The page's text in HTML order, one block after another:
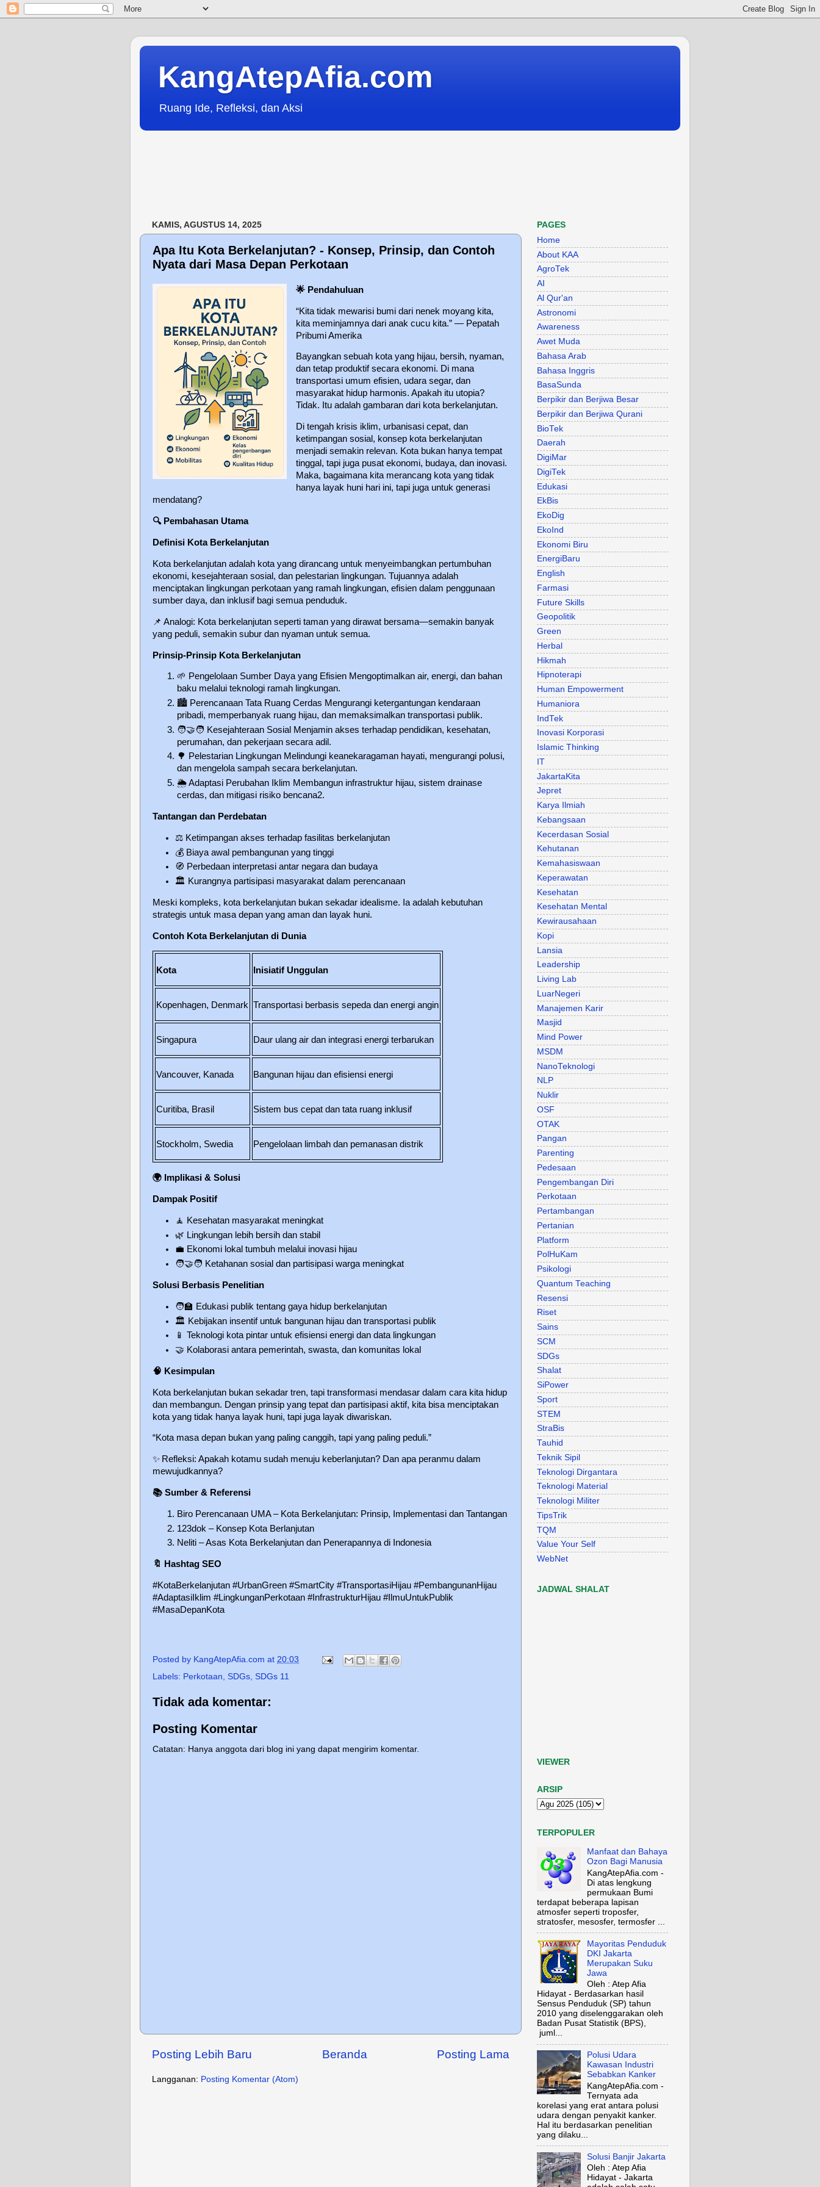
KangAtepAfia.com
Ruang Ide, Refleksi, dan Aksi
KAMIS, AGUSTUS 14, 2025
Apa Itu Kota Berkelanjutan? - Konsep, Prinsip, dan Contoh
Nyata dari Masa Depan Perkotaan
🌟 Pendahuluan
“Kita tidak mewarisi bumi dari nenek moyang kita,
kita meminjamnya dari anak cucu kita.” — Pepatah
Pribumi Amerika
Bayangkan sebuah kota yang hijau, bersih, nyaman,
dan tetap produktif secara ekonomi. Di mana
transportasi umum efisien, udara segar, dan
masyarakat hidup harmonis. Apakah itu utopia?
Tidak. Itu adalah gambaran dari kota berkelanjutan.
Di tengah krisis iklim, urbanisasi cepat, dan
ketimpangan sosial, konsep kota berkelanjutan
menjadi semakin relevan. Kota bukan hanya tempat
tinggal, tapi juga pusat ekonomi, budaya, dan inovasi.
Maka, bagaimana kita merancang kota yang tidak
hanya layak huni hari ini, tapi juga untuk generasi
mendatang?
🔍Pembahasan Utama
Definisi Kota Berkelanjutan
Kota berkelanjutan adalah kota yang dirancang untuk menyeimbangkan pertumbuhan
ekonomi, kesejahteraan sosial, dan pelestarian lingkungan. Tujuannya adalah
menciptakan lingkungan perkotaan yang ramah lingkungan, efisien dalam penggunaan
sumber daya, dan inklusif bagi semua penduduk.
📌 Analogi: Kota berkelanjutan seperti taman yang dirawat bersama—semakin banyak
yang peduli, semakin subur dan nyaman untuk semua.
Prinsip-Prinsip Kota Berkelanjutan
🌱 Pengelolaan Sumber Daya yang Efisien Mengoptimalkan air, energi, dan bahan
baku melalui teknologi ramah lingkungan.
🏙️ Perencanaan Tata Ruang Cerdas Mengurangi ketergantungan kendaraan
pribadi, memperbanyak ruang hijau, dan memaksimalkan transportasi publik.
🧑‍🤝‍🧑 Kesejahteraan Sosial Menjamin akses terhadap pendidikan, kesehatan,
perumahan, dan pekerjaan secara adil.
🌳 Pelestarian Lingkungan Melindungi keanekaragaman hayati, mengurangi polusi,
dan mengelola sampah secara berkelanjutan.
🌦️Adaptasi Perubahan Iklim Membangun infrastruktur hijau, sistem drainase
cerdas, dan mitigasi risiko bencana2.
Tantangan dan Perdebatan
⚖️ Ketimpangan akses terhadap fasilitas berkelanjutan
💰 Biaya awal pembangunan yang tinggi
🧭 Perbedaan interpretasi antar negara dan budaya
🏛️ Kurangnya partisipasi masyarakat dalam perencanaan
Meski kompleks, kota berkelanjutan bukan sekadar idealisme. Ia adalah kebutuhan
strategis untuk masa depan yang aman dan layak huni.
Contoh Kota Berkelanjutan di Dunia
Kota Inisiatif Unggulan
Kopenhagen, Denmark Transportasi berbasis sepeda dan energi angin
Singapura Daur ulang air dan integrasi energi terbarukan
Vancouver, Kanada Bangunan hijau dan efisiensi energi
Curitiba, Brasil Sistem bus cepat dan tata ruang inklusif
Stockholm, Swedia Pengelolaan limbah dan pemanasan distrik
🌍 Implikasi & Solusi
Dampak Positif
🧘 Kesehatan masyarakat meningkat
🌿 Lingkungan lebih bersih dan stabil
💼 Ekonomi lokal tumbuh melalui inovasi hijau
🧑‍🤝‍🧑 Ketahanan sosial dan partisipasi warga meningkat
Solusi Berbasis Penelitian
🧑‍🏫 Edukasi publik tentang gaya hidup berkelanjutan
🏛️ Kebijakan insentif untuk bangunan hijau dan transportasi publik
📱 Teknologi kota pintar untuk efisiensi energi dan data lingkungan
🤝 Kolaborasi antara pemerintah, swasta, dan komunitas lokal
🧠 Kesimpulan
Kota berkelanjutan bukan sekadar tren, tapi transformasi mendasar dalam cara kita hidup
dan membangun. Dengan prinsip yang tepat dan partisipasi aktif, kita bisa menciptakan
kota yang tidak hanya layak huni, tapi juga layak diwariskan.
“Kota masa depan bukan yang paling canggih, tapi yang paling peduli.”
✨ Refleksi: Apakah kotamu sudah menuju keberlanjutan? Dan apa peranmu dalam
mewujudkannya?
📚 Sumber & Referensi
Biro Perencanaan UMA – Kota Berkelanjutan: Prinsip, Implementasi dan Tantangan
123dok – Konsep Kota Berlanjutan
Neliti – Asas Kota Berkelanjutan dan Penerapannya di Indonesia
🔖 Hashtag SEO
#KotaBerkelanjutan #UrbanGreen #SmartCity #TransportasiHijau #PembangunanHijau
#AdaptasiIklim #LingkunganPerkotaan #InfrastrukturHijau #IlmuUntukPublik
#MasaDepanKota
Posted by KangAtepAfia.com at 20:03
Labels: Perkotaan, SDGs, SDGs 11
Tidak ada komentar:
Posting Komentar
Catatan: Hanya anggota dari blog ini yang dapat mengirim komentar.
Posting Lebih Baru Posting Lama
Beranda
Langganan: Posting Komentar (Atom)
PAGES
Home
About KAA
AgroTek
AI
Al Qur'an
Astronomi
Awareness
Awet Muda
Bahasa Arab
Bahasa Inggris
BasaSunda
Berpikir dan Berjiwa Besar
Berpikir dan Berjiwa Qurani
BioTek
Daerah
DigiMar
DigiTek
Edukasi
EkBis
EkoDig
EkoInd
Ekonomi Biru
EnergiBaru
English
Farmasi
Future Skills
Geopolitik
Green
Herbal
Hikmah
Hipnoterapi
Human Empowerment
Humaniora
IndTek
Inovasi Korporasi
Islamic Thinking
IT
JakartaKita
Jepret
Karya Ilmiah
Kebangsaan
Kecerdasan Sosial
Kehutanan
Kemahasiswaan
Keperawatan
Kesehatan
Kesehatan Mental
Kewirausahaan
Kopi
Lansia
Leadership
Living Lab
LuarNegeri
Manajemen Karir
Masjid
Mind Power
MSDM
NanoTeknologi
NLP
Nuklir
OSF
OTAK
Pangan
Parenting
Pedesaan
Pengembangan Diri
Perkotaan
Pertambangan
Pertanian
Platform
PolHuKam
Psikologi
Quantum Teaching
Resensi
Riset
Sains
SCM
SDGs
Shalat
SiPower
Sport
STEM
StraBis
Tauhid
Teknik Sipil
Teknologi Dirgantara
Teknologi Material
Teknologi Militer
TipsTrik
TQM
Value Your Self
WebNet
JADWAL SHALAT
VIEWER
ARSIP
TERPOPULER
Manfaat dan Bahaya
Ozon Bagi Manusia
KangAtepAfia.com -
Di atas lengkung
permukaan Bumi
terdapat beberapa lapisan
atmosfer seperti troposfer,
stratosfer, mesosfer, termosfer ...
Mayoritas Penduduk
DKI Jakarta
Merupakan Suku
Jawa
Oleh : Atep Afia
Hidayat - Berdasarkan hasil
Sensus Penduduk (SP) tahun
2010 yang diselenggarakan oleh
Badan Pusat Statistik (BPS),
juml...
Polusi Udara
Kawasan Industri
Sebabkan Kanker
KangAtepAfia.com -
Ternyata ada
korelasi yang erat antara polusi
udara dengan penyakit kanker.
Hal itu berdasarkan penelitian
yang dilaku...
Solusi Banjir Jakarta
Oleh : Atep Afia
Hidayat - Jakarta